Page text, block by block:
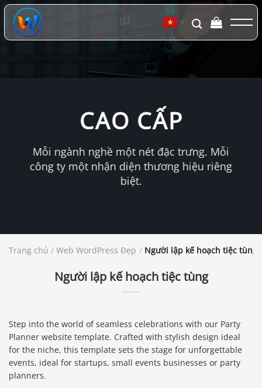
Chuyển
đến
dung
▼
CAO CẤP
Mỗi ngành nghề một nét đặc trưng. Mỗi
công ty một nhận diện thương hiệu riêng
biệt.
Trang chủ / Web WordPress Đẹp / Người lập kế hoạch tiệc tùng
Người lập kế hoạch tiệc tùng
Step into the world of seamless celebrations with our Party
Planner website template. Crafted with stylish design ideal
for the niche, this template sets the stage for unforgettable
events, ideal for startups, small events businesses or party
planners.